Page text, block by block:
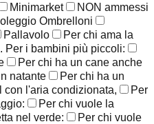
Minimarket
NON ammessi
Ombrelloni
Pallavolo
Per chi ama la
Per i bambini più piccoli:
Per chi ha un cane anche
natante
Per chi ha un
con l'aria condizionata,
Per
Per chi vuole la
nel verde:
Per chi vuole